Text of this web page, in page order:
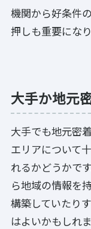
機関から好条件
押しも重要になり
大手か地元
大手でも地元密
エリアについて
れるかどうかで
ら地域の情報を
構築していたり
はよいかもしれ